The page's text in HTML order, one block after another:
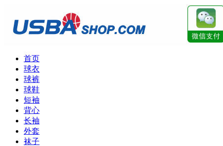
首页
球衣
球裤
球鞋
短袖
背心
长袖
外套
袜子